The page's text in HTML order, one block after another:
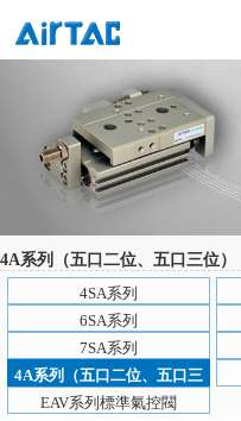
4A系列（五口二位、五口三位）
4SA系列
6SA系列
7SA系列
4A系列（五口二位、五口三
位）
EAV系列標準氣控閥